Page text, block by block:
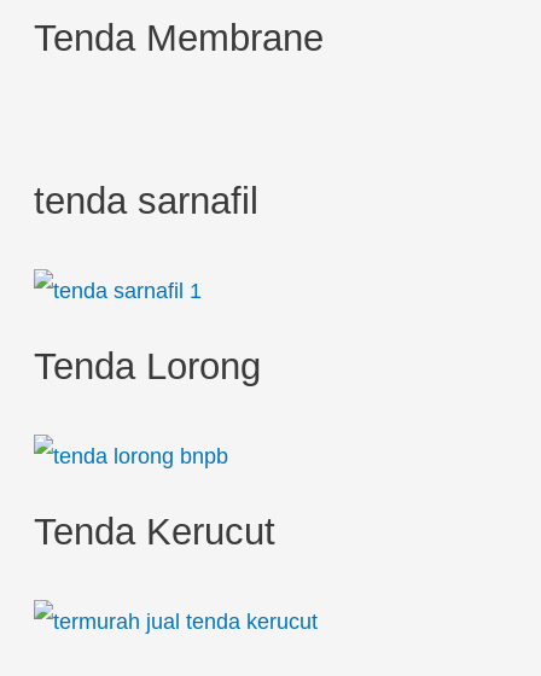
:Tenda Membrane
tenda sarnafil
Tenda Lorong
Tenda Kerucut